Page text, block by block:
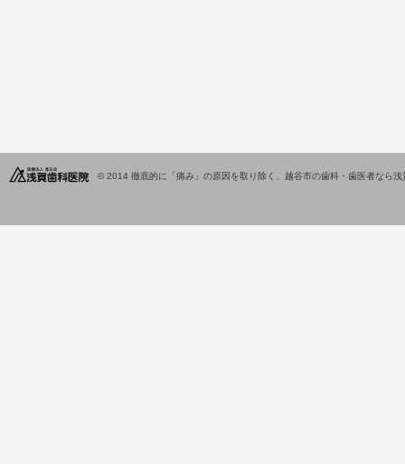
© 2014 徹底的に「痛み」の原因を取り除く、越谷市の歯科・歯医者なら